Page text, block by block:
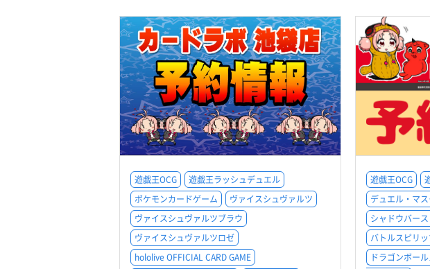
遊戯王OCG
遊戯王ラッシュデュエル
ポケモンカードゲーム
ヴァイスシュヴァルツ
ヴァイスシュヴァルツブラウ
ヴァイスシュヴァルツロゼ
hololive OFFICIAL CARD GAME
遊戯王OCG
デュエル・マ
シャドウバー
バトルスピリ
ドラゴンボー